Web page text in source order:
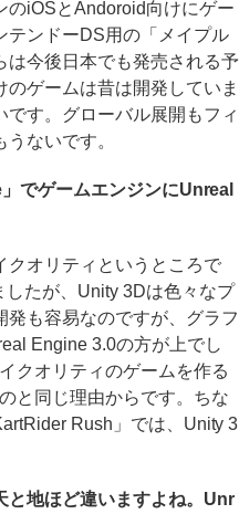
iOSとAndoroid向けにゲー
テンドーDS用の「メイプル
は今後日本でも発売される予
ゲームは昔は開発していま
です。グローバル展開もフィ
ないです。
ゲームエンジンにUnreal
オリティというところで
たが、Unity 3Dは色々なプ
も容易なのですが、グラフ
Engine 3.0の方が上でし
クオリティのゲームを作る
と同じ理由からです。ちな
Rush」では、Unity 3
地ほど違いますよね。Unr